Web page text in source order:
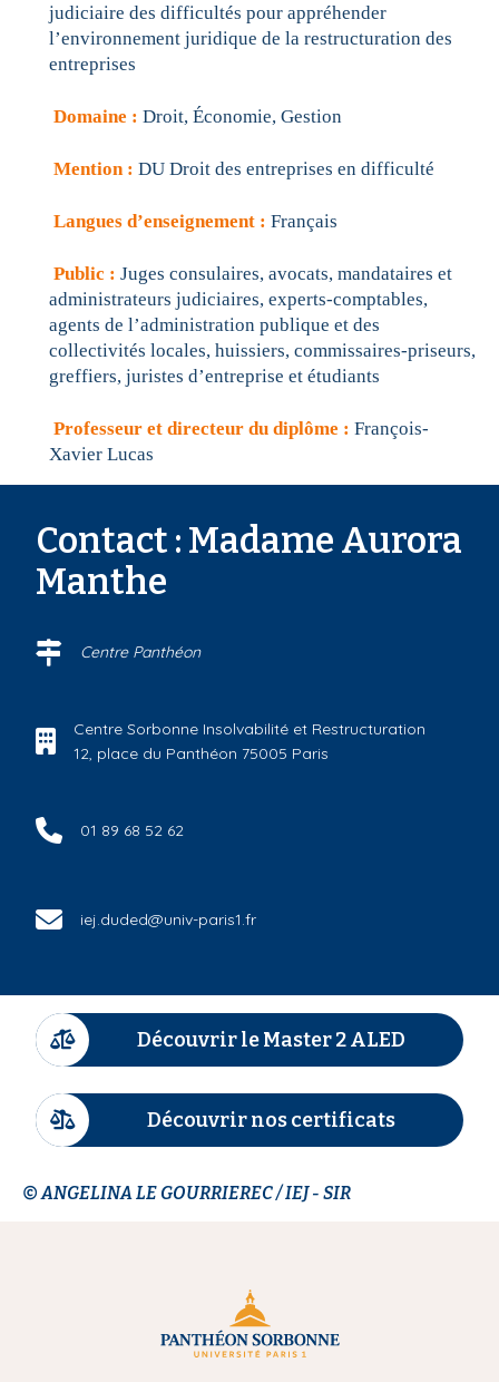
judiciaire des difficultés pour appréhender
l’environnement juridique de la restructuration des
entreprises
Domaine : Droit, Économie, Gestion
Mention : DU Droit des entreprises en difficulté
Langues d’enseignement : Français
Public : Juges consulaires, avocats, mandataires et
administrateurs judiciaires, experts-comptables,
agents de l’administration publique et des
collectivités locales, huissiers, commissaires-priseurs,
greffiers, juristes d’entreprise et étudiants
Professeur et directeur du diplôme : François-
Xavier Lucas
Contact : Madame Aurora
Manthe
Centre Panthéon
Centre Sorbonne Insolvabilité et Restructuration
12, place du Panthéon 75005 Paris
01 89 68 52 62
iej.duded@univ-paris1.fr
I
ô
n
e
Découvrir le Master 2 ALED
I
ô
Découvrir nos certificats
© ANGELINA LE GOURRIEREC / IEJ - SIR